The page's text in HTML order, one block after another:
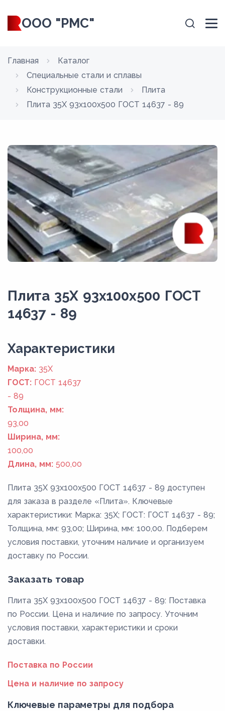
ООО "РМС"
Главная
Каталог
Специальные стали и сплавы
Конструкционные стали
Плита
Плита 35Х 93x100x500 ГОСТ 14637 - 89
Плита 35Х 93x100x500 ГОСТ
14637 - 89
Xарактеристики
Марка: 35Х
ГОСТ: ГОСТ 14637
- 89
Толщина, мм:
93,00
Ширина, мм:
100,00
Длина, мм: 500,00
Плита 35Х 93x100x500 ГОСТ 14637 - 89 доступен
для заказа в разделе «Плита». Ключевые
характеристики: Марка: 35Х; ГОСТ: ГОСТ 14637 - 89;
Толщина, мм: 93,00; Ширина, мм: 100,00. Подберем
условия поставки, уточним наличие и организуем
доставку по России.
Заказать товар
Плита 35Х 93x100x500 ГОСТ 14637 - 89: Поставка
по России. Цена и наличие по запросу. Уточним
условия поставки, характеристики и сроки
доставки.
Поставка по России
Цена и наличие по запросу
Ключевые параметры для подбора